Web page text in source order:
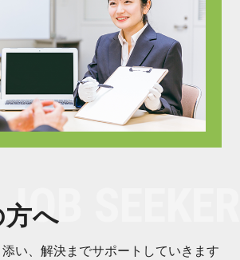
へ
い、解決までサポートしていきます